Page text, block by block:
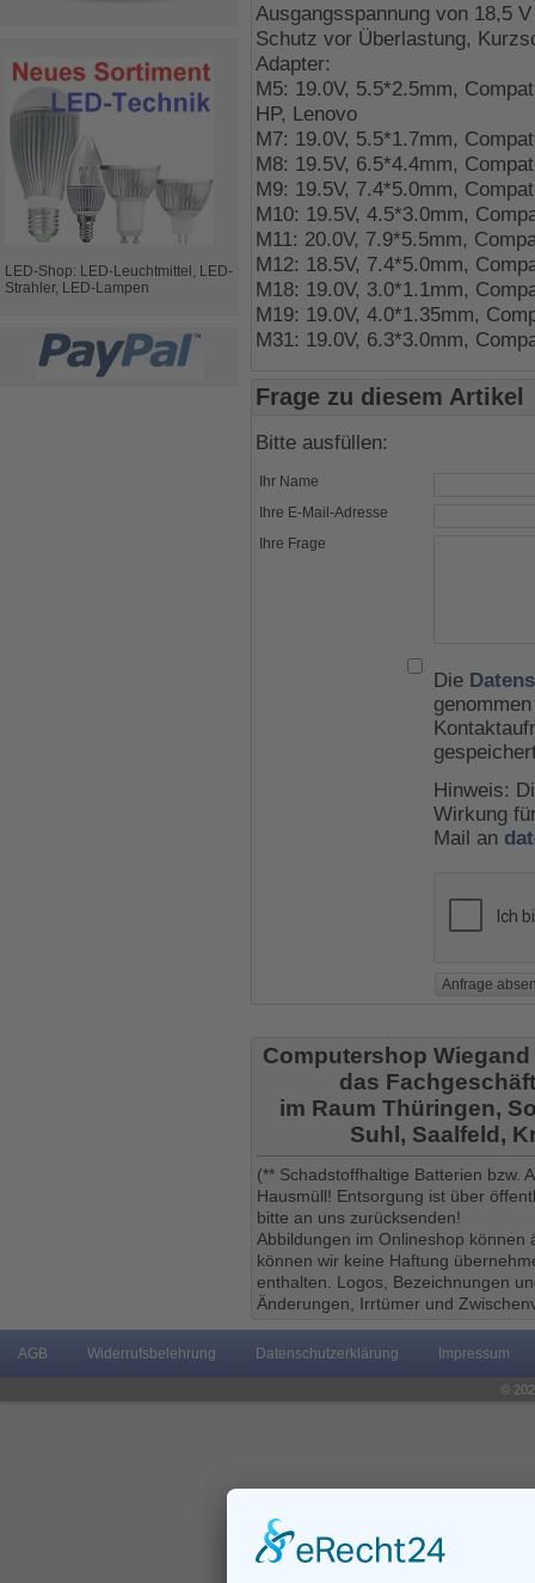
LED-Shop: LED-Leuchtmittel, LED-
Strahler, LED-Lampen
Ausgangsspannung von 18,5
Schutz vor Überlastung,
Adapter:
M5: 19.0V, 5.5*2.5mm,
HP, Lenovo
M7: 19.0V, 5.5*1.7mm,
M8: 19.5V, 6.5*4.4mm,
M9: 19.5V, 7.4*5.0mm,
M10: 19.5V, 4.5*3.0mm,
M11: 20.0V, 7.9*5.5mm,
M12: 18.5V, 7.4*5.0mm,
M18: 19.0V, 3.0*1.1mm,
M19: 19.0V, 4.0*1.35mm,
M31: 19.0V, 6.3*3.0mm,
Frage zu diesem Artikel
Bitte ausfüllen:
Ihr Name
Ihre E-Mail-Adresse
Ihre Frage
Die
Hinweis:
Wirkung
Mail an
Computershop
das
im Raum Thüringen,
Suhl, Saalfeld,
(** Schadstoffhaltige Batterien bzw.
Hausmüll! Entsorgung ist über
bitte an uns zurücksenden!
Abbildungen im Onlineshop
können wir keine Haftung
enthalten. Logos, Bezeichnungen
Änderungen, Irrtümer und
AGB Widerrufsbelehrung Datenschutzerklärung Impressum
©